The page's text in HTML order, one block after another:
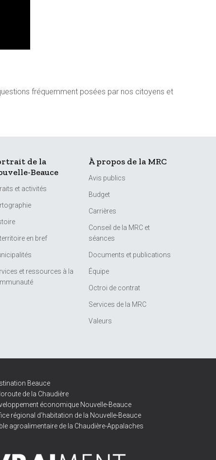
fréquemment posées par nos citoyens et
de la
Beauce
et activités
en bref
et ressources à la
À propos de la MRC
Avis publics
Budget
Carrières
Conseil de la MRC et
séances
Documents et publications
Équipe
Octroi de contrat
Services de la MRC
Valeurs
Beauce
de la Chaudière
économique Nouvelle-Beauce
régional d’habitation de la Nouvelle-Beauce
agroalimentaire de la Chaudière-Appalaches